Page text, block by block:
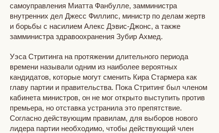
самоуправления Миатта Фанбулле, замминистра
внутренних дел Джесс Филлипс, министр по делам жертв
и борьбы с насилием Алекс Дэвис-Джонс, а также
замминистра здравоохранения Зубир Ахмед.
Уэса Стритинга на протяжении длительного периода
времени называли одним из наиболее вероятных
кандидатов, которые могут сменить Кира Стармера как
главу партии и правительства. Пока Стритинг был членом
кабинета министров, он не мог открыто выступить против
премьера, но отставка устранила это препятствие.
Согласно действующим правилам, для выборов нового
лидера партии необходимо, чтобы действующий член